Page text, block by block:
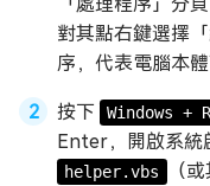
對其點右鍵選擇
序，代表電腦本
按下 Windows + R
Enter，開啟系統
helper.vbs （